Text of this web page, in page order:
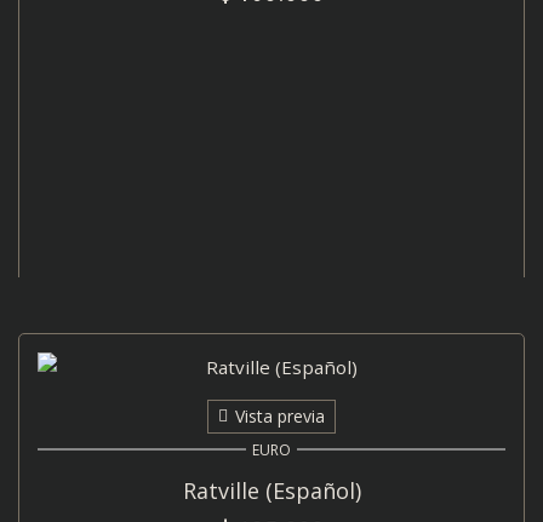
Vista previa
EURO
Ratville (Español)